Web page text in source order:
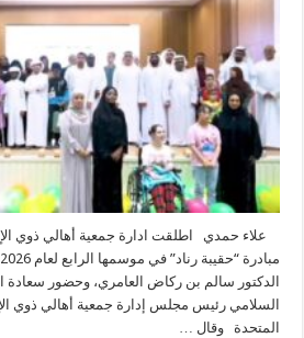
الإعاقة
تطلق
“حقيبة
رناد”
في
موسمها
الرابع
مغلقة
علاء حمدي اطلقت ادارة جمعية أهالي ذوي
الدكتور سالم بن ركاض العامري، وحضور سعادة
السلامي رئيس مجلس إدارة جمعية أهالي ذوي
المتحدة وقال …